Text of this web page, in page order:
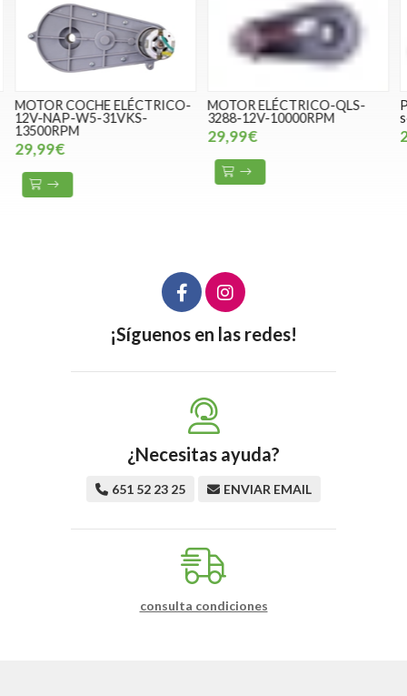
MOTOR COCHE ELÉCTRICO-
12V-NAP-W5-31VKS-
13500RPM
29,99€
MOTOR ELÉCTRICO-QLS-
3288-12V-10000RPM
29,99€
¡Síguenos en las redes!
¿Necesitas ayuda?
651 52 23 25 ENVIAR EMAIL
consulta condiciones